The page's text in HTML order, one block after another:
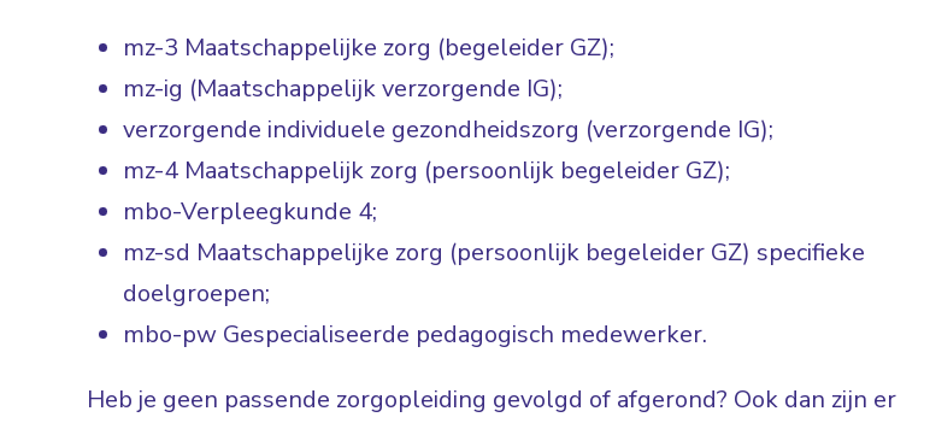
mz-3 Maatschappelijke zorg (begeleider GZ);
mz-ig (Maatschappelijk verzorgende IG);
verzorgende individuele gezondheidszorg (verzorgende IG);
mz-4 Maatschappelijk zorg (persoonlijk begeleider GZ);
mbo-Verpleegkunde 4;
mz-sd Maatschappelijke zorg (persoonlijk begeleider GZ) specifieke
doelgroepen;
mbo-pw Gespecialiseerde pedagogisch medewerker.
Heb je geen passende zorgopleiding gevolgd of afgerond? Ook dan zijn er